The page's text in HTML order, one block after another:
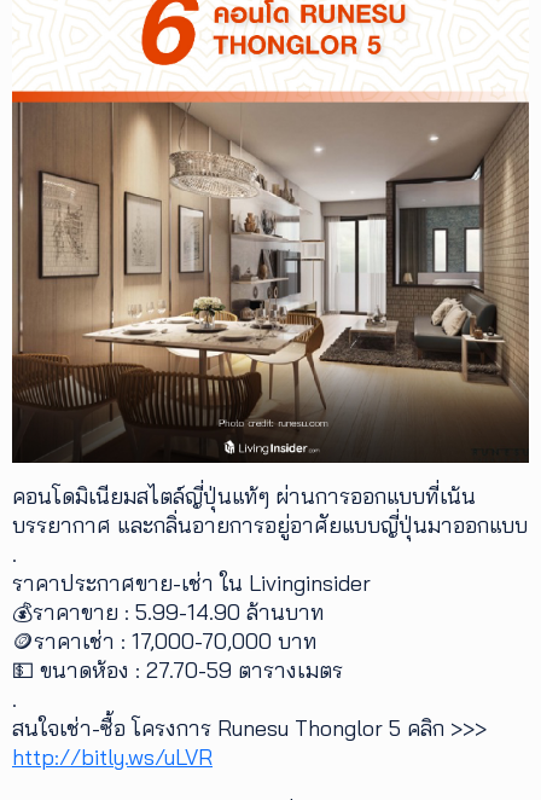
คอนโดมิเนียมสไตล์ญี่ปุ่นแท้ๆ ผ่านการออกแบบที่เน้น
บรรยากาศ และกลิ่นอายการอยู่อาศัยแบบญี่ปุ่นมาออกแบบ
.
ราคาประกาศขาย-เช่า ใน Livinginsider
💰ราคาขาย : 5.99-14.90 ล้านบาท
🪙ราคาเช่า : 17,000-70,000 บาท
💵 ขนาดห้อง : 27.70-59 ตารางเมตร
.
สนใจเช่า-ซื้อ โครงการ Runesu Thonglor 5 คลิก >>>
http://bitly.ws/uLVR